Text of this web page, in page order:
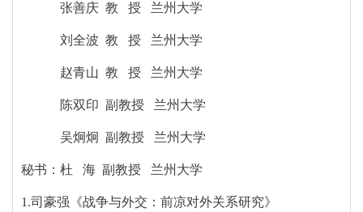
张善庆 教 授 兰州大学
刘全波 教 授 兰州大学
赵青山 教 授 兰州大学
陈双印 副教授 兰州大学
吴炯炯 副教授 兰州大学
秘书：杜 海 副教授 兰州大学
1.司豪强《战争与外交：前凉对外关系研究》